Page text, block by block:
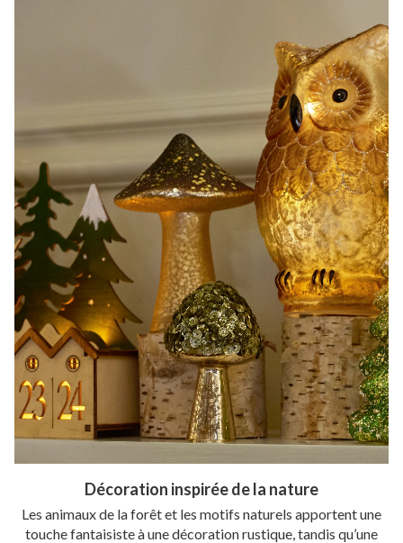
Décoration inspirée de la nature
Les animaux de la forêt et les motifs naturels apportent une
touche fantaisiste à une décoration rustique, tandis qu’une